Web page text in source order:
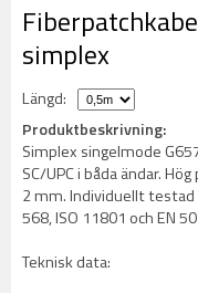
simplex
Längd:
Produktbeskrivning:
Simplex singelmode
SC/UPC i båda ändar.
2 mm. Individuellt testad
568, ISO 11801 och EN
Teknisk data: